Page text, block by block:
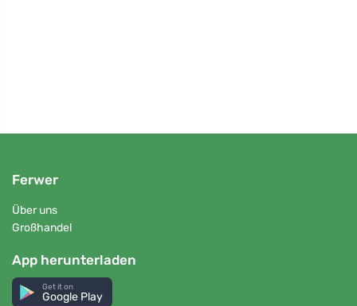
Ferwer
Über uns
Großhandel
App herunterladen
Get it on
Google Play